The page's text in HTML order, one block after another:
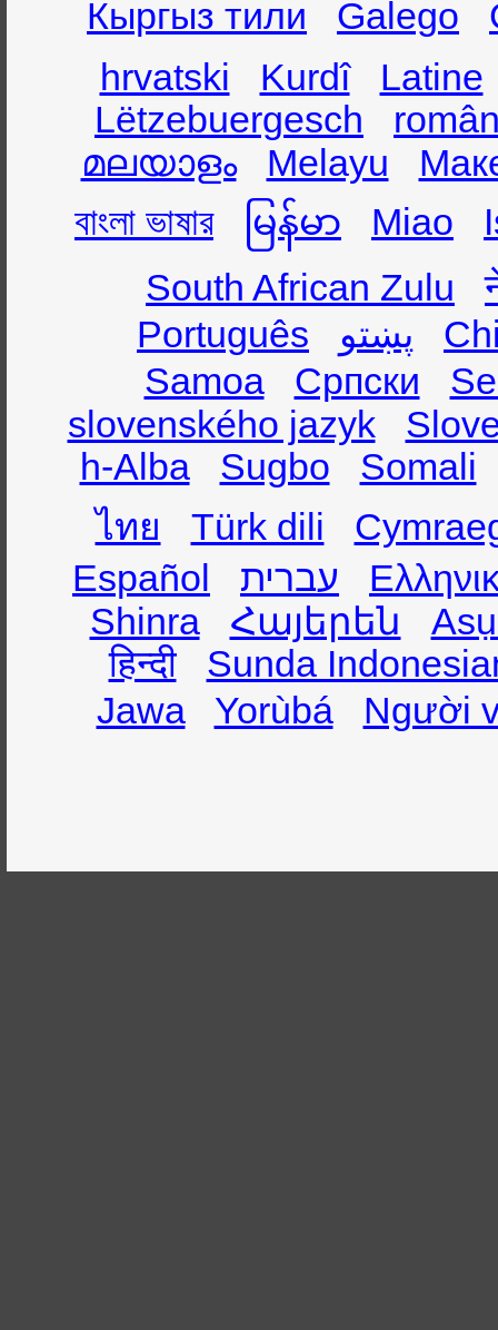
Кыргыз тили
Galego
hrvatski
Kurdî
Latine
Lëtzebuergesch
മലയാളം
Melayu
বাংলা ভাষার
မြန်မာ Miao
South African Zulu
Português
پښتو
Samoa
Српски
slovenského jazyk
h-Alba
Sugbo
Somali
ไทย
Türk dili
Español
עברית
Shinra
Հայերեն
हिन्दी
Sunda
Jawa
Yorùbá Người